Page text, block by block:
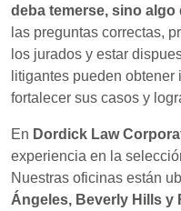
deba temerse, sino
las preguntas correctas,
los jurados y estar
litigantes pueden
fortalecer sus casos y
En Dordick Law
experiencia en la
Nuestras oficinas están
Ángeles, Beverly Hills y